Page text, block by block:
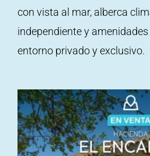
con vista al mar, alberca
independiente y
entorno privado y exclusivo.